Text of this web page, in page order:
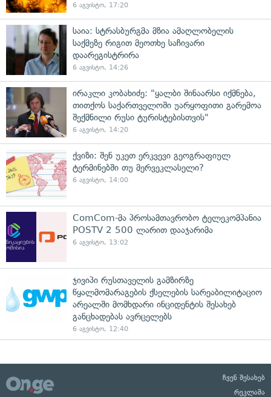
6 აგვისტო, 17:20
საია: სტრასბურგმა მზია ამაღლობელის
საქმეზე რიგით მეოთხე საჩივარი
დაარეგისტრირა
6 აგვისტო, 14:26
ირაკლი კობახიძე: "ყალბი შინაარსი იქმნება,
თითქოს საქართველოში უარყოფითი გარემოა
შექმნილი რუსი ტურისტებისთვის"
6 აგვისტო, 14:20
ქვიზი: შენ უკეთ ერკვევი გეოგრაფიულ
ტერმინებში თუ მერვეკლასელი?
6 აგვისტო, 14:00
ComCom-მა პროსამთავრობო ტელეკომპანია
POSTV 2 500 ლარით დააჯარიმა
6 აგვისტო, 13:02
ჯივიპი რუსთაველის გამზირზე
წყალმომარაგების ქსელების სარეაბილიტაციო
არეალში მომხდარი ინციდენტის შესახებ
განცხადებას ავრცელებს
6 აგვისტო, 12:40
ჩვენ შესახებ
რეკლამა